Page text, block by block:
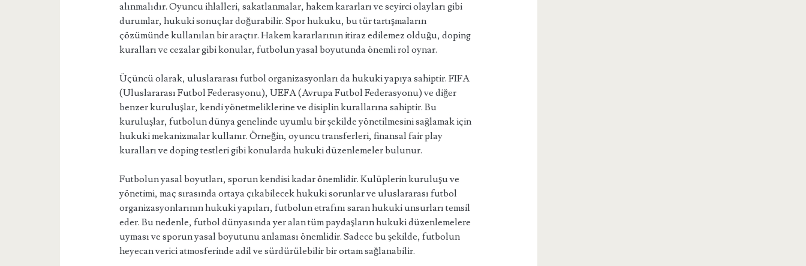
alınmalıdır. Oyuncu ihlalleri, sakatlanmalar, hakem kararları ve seyirci olayları gibi
durumlar, hukuki sonuçlar doğurabilir. Spor hukuku, bu tür tartışmaların
çözümünde kullanılan bir araçtır. Hakem kararlarının itiraz edilemez olduğu, doping
kuralları ve cezalar gibi konular, futbolun yasal boyutunda önemli rol oynar.
Üçüncü olarak, uluslararası futbol organizasyonları da hukuki yapıya sahiptir. FIFA
(Uluslararası Futbol Federasyonu), UEFA (Avrupa Futbol Federasyonu) ve diğer
benzer kuruluşlar, kendi yönetmeliklerine ve disiplin kurallarına sahiptir. Bu
kuruluşlar, futbolun dünya genelinde uyumlu bir şekilde yönetilmesini sağlamak için
hukuki mekanizmalar kullanır. Örneğin, oyuncu transferleri, finansal fair play
kuralları ve doping testleri gibi konularda hukuki düzenlemeler bulunur.
Futbolun yasal boyutları, sporun kendisi kadar önemlidir. Kulüplerin kuruluşu ve
yönetimi, maç sırasında ortaya çıkabilecek hukuki sorunlar ve uluslararası futbol
organizasyonlarının hukuki yapıları, futbolun etrafını saran hukuki unsurları temsil
eder. Bu nedenle, futbol dünyasında yer alan tüm paydaşların hukuki düzenlemelere
uyması ve sporun yasal boyutunu anlaması önemlidir. Sadece bu şekilde, futbolun
heyecan verici atmosferinde adil ve sürdürülebilir bir ortam sağlanabilir.